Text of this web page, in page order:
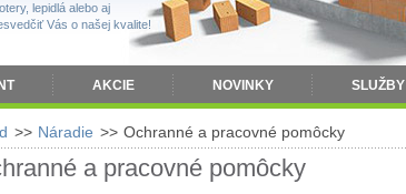
lepidlá alebo aj
Vás o našej kvalite!
AKCIE NOVINKY SLUŽBY
>> Náradie >> Ochranné a pracovné pomôcky
a pracovné pomôcky